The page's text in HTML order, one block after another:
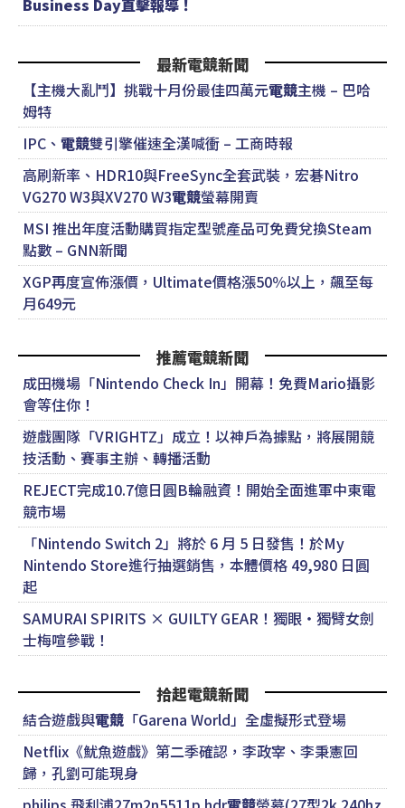
Business Day直擊報導！
最新電競新聞
【主機大亂鬥】挑戰十月份最佳四萬元電競主機 – 巴哈
姆特
IPC、 電競雙引擎催速全漢喊衝 – 工商時報
高刷新率、HDR10與FreeSync全套武裝，宏碁Nitro
VG270 W3與XV270 W3電競螢幕開賣
MSI 推出年度活動購買指定型號產品可免費兌換Steam
點數 – GNN新聞
XGP再度宣佈漲價，Ultimate價格漲50％以上，飆至每
月649元
推薦電競新聞
成田機場「Nintendo Check In」開幕！免費Mario攝影
會等住你！
遊戲團隊「VRIGHTZ」成立！以神戶為據點，將展開競
技活動、賽事主辦、轉播活動
REJECT完成10.7億日圓B輪融資！開始全面進軍中東電
競市場
「Nintendo Switch 2」將於 6 月 5 日發售！於My
Nintendo Store進行抽選銷售，本體價格 49,980 日圓
起
SAMURAI SPIRITS × GUILTY GEAR！獨眼・獨臂女劍
士梅喧參戰！
拾起電競新聞
結合遊戲與電競 「Garena World」全虛擬形式登場
Netflix《魷魚遊戲》第二季確認，李政宰、李秉憲回
歸，孔劉可能現身